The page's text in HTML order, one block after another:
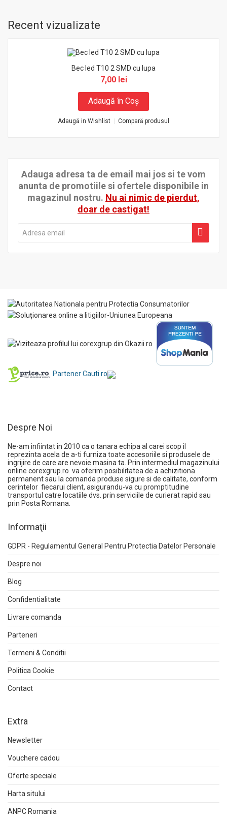
Recent vizualizate
Bec led T10 2 SMD cu lupa
7,00 lei
Adaugă în Coş
Adaugă in Wishlist Compară produsul
Adauga adresa ta de email mai jos si te vom
anunta de promotiile si ofertele disponibile in
magazinul nostru. Nu ai nimic de pierdut,
doar de castigat!
Partener Cauti.ro
Despre Noi
Ne-am infiintat in 2010 ca o tanara echipa al carei scop il
reprezinta acela de a-ti furniza toate accesoriile si produsele de
ingrijire de care are nevoie masina ta. Prin intermediul magazinului
online corexgrup.ro va oferim posibilitatea de a achizitiona
permanent sau la comanda produse sigure si de calitate, conform
cerintelor fiecarui client, asigurandu-va cu promptitudine
transportul catre locatiile dvs. prin serviciile de curierat rapid sau
prin Posta Romana.
Informaţii
GDPR - Regulamentul General Pentru Protectia Datelor Personale
Despre noi
Blog
Confidentialitate
Livrare comanda
Parteneri
Termeni & Conditii
Politica Cookie
Contact
Extra
Newsletter
Vouchere cadou
Oferte speciale
Harta sitului
ANPC Romania